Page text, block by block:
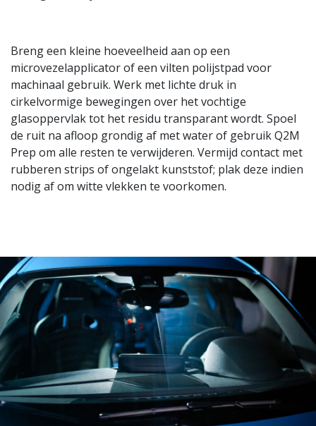
Breng een kleine hoeveelheid aan op een
microvezelapplicator of een vilten polijstpad voor
machinaal gebruik. Werk met lichte druk in
cirkelvormige bewegingen over het vochtige
glasoppervlak tot het residu transparant wordt. Spoel
de ruit na afloop grondig af met water of gebruik Q2M
Prep om alle resten te verwijderen. Vermijd contact met
rubberen strips of ongelakt kunststof; plak deze indien
nodig af om witte vlekken te voorkomen.